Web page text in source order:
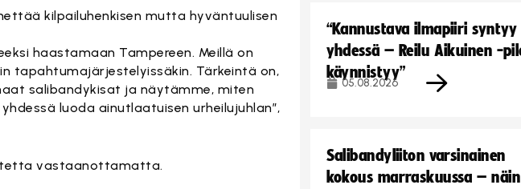
kilpailuhenkisen mutta hyväntuulisen
haastamaan Tampereen. Meillä on
tapahtumajärjestelyissäkin. Tärkeintä on,
salibandykisat ja näytämme, miten
luoda ainutlaatuisen urheilujuhlan”,
vastaanottamatta.
“Kannustava ilmapiiri syntyy
yhdessä – Reilu Aikuinen -
käynnistyy”
05.08.2026
Salibandyliiton varsinainen
kokous marraskuussa – näin